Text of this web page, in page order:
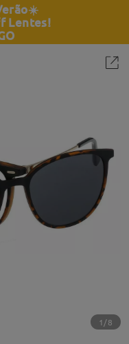
☀️
Lentes!
1/8